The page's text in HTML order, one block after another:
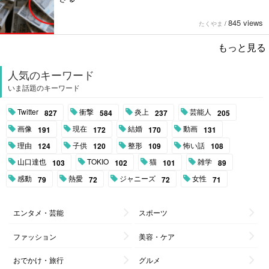
たくやま / 845 views
もっと見る
人気のキーワード
いま話題のキーワード
Twitter 827 衝撃 584 炎上 237 芸能人 205
画像 191 現在 172 結婚 170 動画 131
理由 124 子供 120 整形 109 怖い話 108
山口達也 103 TOKIO 102 猫 101 雑学 89
感動 79 熱愛 72 ジャニーズ 72 女性 71
エンタメ・芸能 スポーツ
ファッション 美容・ケア
おでかけ・旅行 グルメ